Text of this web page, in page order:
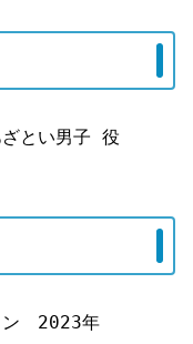
ざとい男子 役
ン 2023年